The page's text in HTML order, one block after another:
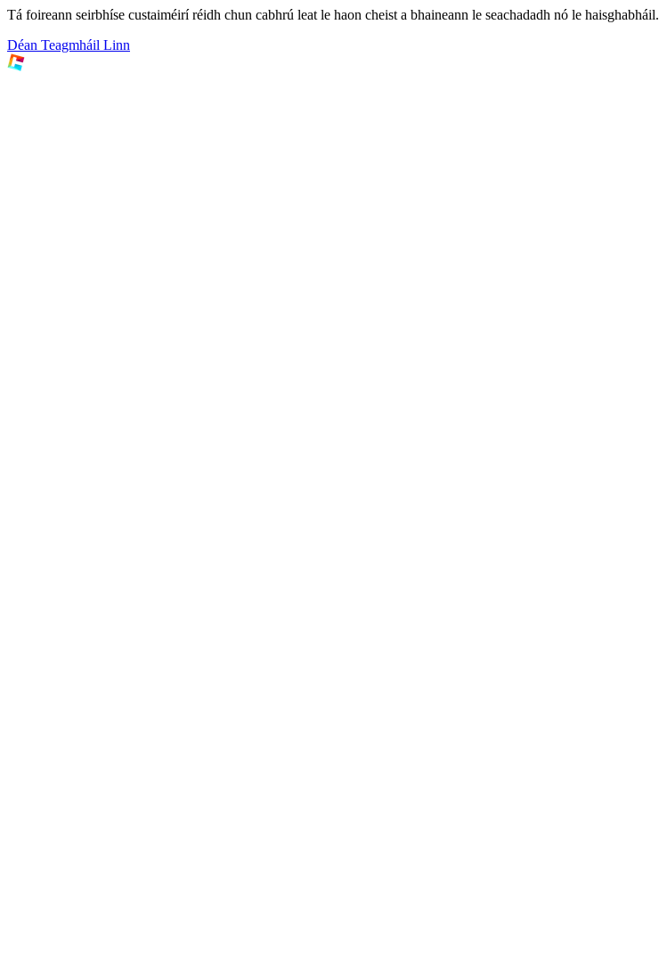
Tá foireann seirbhíse custaiméirí réidh chun cabhrú leat le haon cheist a bhaineann le seachadadh nó le haisghabháil.
Déan Teagmháil Linn